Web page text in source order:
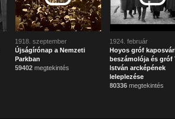
1918. szeptember
Újságírónap a Nemzeti
Parkban
59402 megtekintés
1924. február
Hoyos gróf
beszámolója és gróf
István arcképének
leleplezése
80336 megtekintés